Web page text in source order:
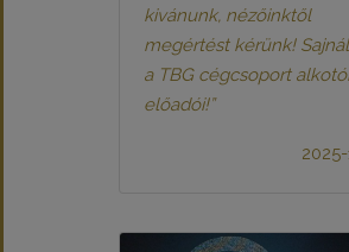
kivánunk, nézőinktől
megértést kérünk!
a TBG cégcsoport
előadói!”
2025-